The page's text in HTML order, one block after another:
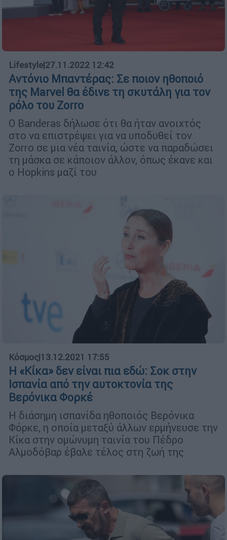
Lifestyle|27.11.2022 12:42
Αντόνιο Μπαντέρας: Σε ποιον ηθοποιό
της Marvel θα έδινε τη σκυτάλη για τον
ρόλο του Zorro
Ο Banderas δήλωσε ότι θα ήταν ανοιχτός
στο να επιστρέψει για να υποδυθεί τον
Zorro σε μια νέα ταινία, ώστε να παραδώσει
τη μάσκα σε κάποιον άλλον, όπως έκανε και
ο Hopkins μαζί του
Κόσμος|13.12.2021 17:55
Η «Κίκα» δεν είναι πια εδώ: Σοκ στην
Ισπανία από την αυτοκτονία της
Βερόνικα Φορκέ
Η διάσημη ισπανίδα ηθοποιός Βερόνικα
Φόρκε, η οποία μεταξύ άλλων ερμήνευσε την
Κίκα στην ομώνυμη ταινία του Πέδρο
Αλμοδόβαρ έβαλε τέλος στη ζωή της